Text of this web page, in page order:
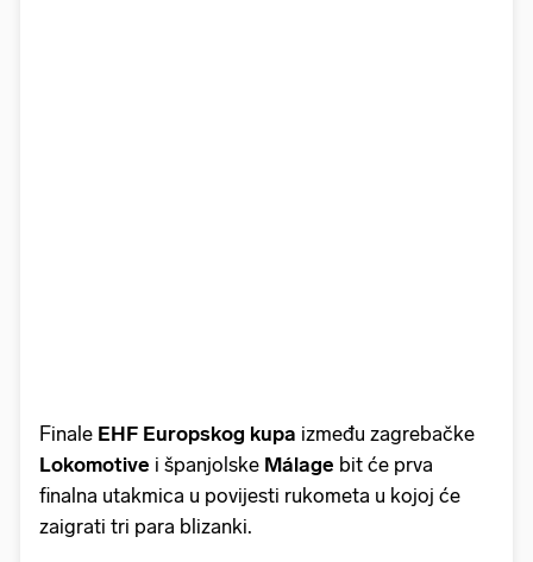
Finale EHF Europskog kupa između zagrebačke
Lokomotive i španjolske Málage bit će prva
finalna utakmica u povijesti rukometa u kojoj će
zaigrati tri para blizanki.